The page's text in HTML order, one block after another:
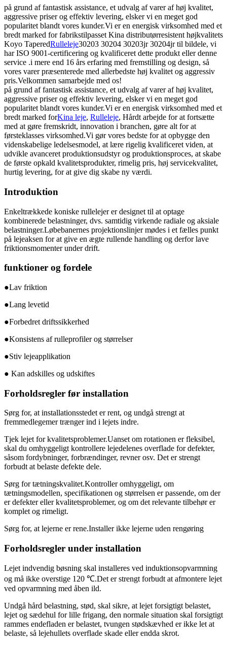
på grund af fantastisk assistance, et udvalg af varer af høj kvalitet,
aggressive priser og effektiv levering, elsker vi en meget god
popularitet blandt vores kunder.Vi er en energisk virksomhed med et
bredt marked for fabrikstilpasset Kina distributørresistent højkvalitets
Koyo TaperedRulleleje30203 30204 30203jr 30204jr til bildele, vi
har ISO 9001-certificering og kvalificeret dette produkt eller denne
service .i mere end 16 års erfaring med fremstilling og design, så
vores varer præsenterede med allerbedste høj kvalitet og aggressiv
pris.Velkommen samarbejde med os!
på grund af fantastisk assistance, et udvalg af varer af høj kvalitet,
aggressive priser og effektiv levering, elsker vi en meget god
popularitet blandt vores kunder.Vi er en energisk virksomhed med et
bredt marked forKina leje, Rulleleje, Hårdt arbejde for at fortsætte
med at gøre fremskridt, innovation i branchen, gøre alt for at
førsteklasses virksomhed.Vi gør vores bedste for at opbygge den
videnskabelige ledelsesmodel, at lære rigelig kvalificeret viden, at
udvikle avanceret produktionsudstyr og produktionsproces, at skabe
de første opkald kvalitetsprodukter, rimelig pris, høj servicekvalitet,
hurtig levering, for at give dig skabe ny værdi.
Introduktion
Enkeltrækkede koniske rullelejer er designet til at optage
kombinerede belastninger, dvs. samtidig virkende radiale og aksiale
belastninger.Løbebanernes projektionslinjer mødes i et fælles punkt
på lejeaksen for at give en ægte rullende handling og derfor lave
friktionsmomenter under drift.
funktioner og fordele
●Lav friktion
●Lang levetid
●Forbedret driftssikkerhed
●Konsistens af rulleprofiler og størrelser
●Stiv lejeapplikation
● Kan adskilles og udskiftes
Forholdsregler før installation
Sørg for, at installationsstedet er rent, og undgå strengt at
fremmedlegemer trænger ind i lejets indre.
Tjek lejet for kvalitetsproblemer.Uanset om rotationen er fleksibel,
skal du omhyggeligt kontrollere lejedelenes overflade for defekter,
såsom fordybninger, forbrændinger, revner osv. Det er strengt
forbudt at belaste defekte dele.
Sørg for tætningskvalitet.Kontroller omhyggeligt, om
tætningsmodellen, specifikationen og størrelsen er passende, om der
er defekter eller kvalitetsproblemer, og om det relevante tilbehør er
komplet og rimeligt.
Sørg for, at lejerne er rene.Installer ikke lejerne uden rengøring
Forholdsregler under installation
Lejet indvendig bøsning skal installeres ved induktionsopvarmning
og må ikke overstige 120 ℃.Det er strengt forbudt at afmontere lejet
ved opvarmning med åben ild.
Undgå hård belastning, stød, skal sikre, at lejet forsigtigt belastet,
lejet og sædehul for lille frigang, den normale situation skal forsigtigt
rammes endefladen er belastet, tvungen stødskævhed er ikke let at
belaste, så lejehullets overflade skade eller endda skrot.